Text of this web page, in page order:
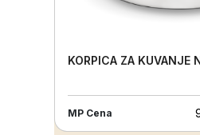
KORPICA ZA KUVANJE
MP Cena